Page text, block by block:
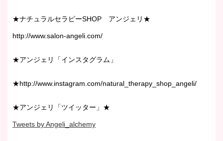
★ナチュラルセラピーSHOP アンジェリ★
http://www.salon-angeli.com/
★アンジェリ「インスタグラム」
★http://www.instagram.com/natural_therapy_shop_angeli/
★アンジェリ「ツイッター」★
Tweets by Angeli_alchemy